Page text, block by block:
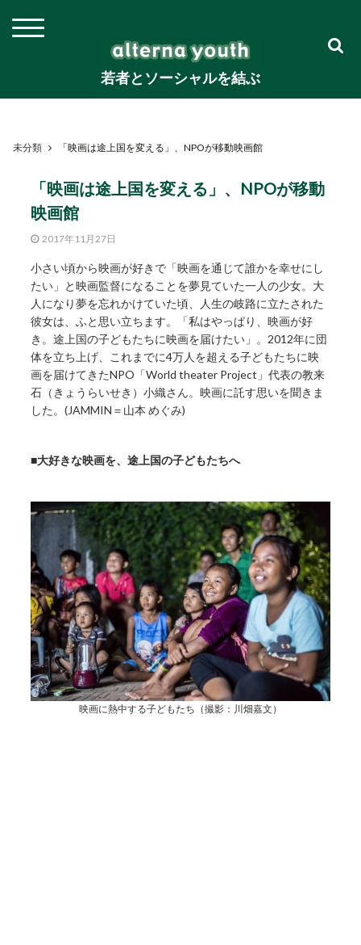
若者とソーシャルを結ぶ
未分類 「映画は途上国を変える」、NPOが移動映画館
「映画は途上国を変える」、NPOが移動
映画館
2017年11月27日
小さい頃から映画が好きで「映画を通じて誰かを幸せにし
たい」と映画監督になることを夢見ていた一人の少女。大
人になり夢を忘れかけていた頃、人生の岐路に立たされた
彼女は、ふと思い立ちます。「私はやっぱり、映画が好
き。途上国の子どもたちに映画を届けたい」。2012年に団
体を立ち上げ、これまでに4万人を超える子どもたちに映
画を届けてきたNPO「World theater Project」代表の教来
石（きょうらいせき）小織さん。映画に託す思いを聞きま
した。(JAMMIN＝山本 めぐみ)
■大好きな映画を、途上国の子どもたちへ
映画に熱中する子どもたち（撮影：川畑嘉文）